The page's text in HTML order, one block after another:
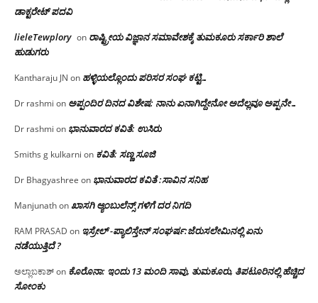
ಡಾಕ್ಟರೇಟ್ ಪದವಿ
lieleTewplory on ರಾಷ್ಟ್ರೀಯ ವಿಜ್ಞಾನ ಸಮಾವೇಶಕ್ಕೆ‌ ತುಮಕೂರು ಸರ್ಕಾರಿ ಶಾಲೆ
ಹುಡುಗರು
Kantharaju JN on ಹಳ್ಳಿಯಲ್ಲೊಂದು ಪರಿಸರ ಸಂಘ ಕಟ್ಟಿ…
Dr rashmi on ಅಪ್ಪಂದಿರ ದಿನದ ವಿಶೇಷ: ನಾನು ಏನಾಗಿದ್ದೇನೋ‌ ಅದೆಲ್ಲವೂ ಅಪ್ಪನೇ…
Dr rashmi on ಭಾನುವಾರದ ಕವಿತೆ: ಉಸಿರು
Smiths g kulkarni on ಕವಿತೆ: ಸಣ್ಣ ಸೂಜಿ
Dr Bhagyashree on ಭಾನುವಾರದ ಕವಿತೆ :ಸಾವಿನ ಸನಿಹ
Manjunathonಖಾಸಗಿ ಆ್ಯಂಬುಲೆನ್ಸ್ ಗಳಿಗೆ ದರ ನಿಗದಿ
RAM PRASAD on ಇಸ್ರೇಲ್ -ಪ್ಯಾಲಿಸ್ತೇನ್ ಸಂಘರ್ಷ:ಜೆರುಸಲೇಮಿನಲ್ಲಿ ಏನು
ನಡೆಯುತ್ತಿದೆ ?
ಅಲ್ಲಾಬಕಾಶ್on ಕೊರೊನಾ: ಇಂದು 13 ಮಂದಿ ಸಾವು, ತುಮಕೂರು, ತಿಪಟೂರಿನಲ್ಲಿ ಹೆಚ್ಚಿದ
ಸೋಂಕು